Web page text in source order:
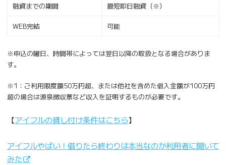
融資までの期間 最短即日融資（※）
WEB完結 可能
※申込の曜日、時間帯によっては翌日以降の取扱となる場合がありま
す。
※1：ご利用限度額50万円超、または他社を含めた借入金額が100万円
超の場合は源泉徴収票など収入を証明するものが必要です。
【アイフルの貸し付け条件はこちら】
アイフルやばい！借りたら終わりは本当なのか利用者に聞いて
みた